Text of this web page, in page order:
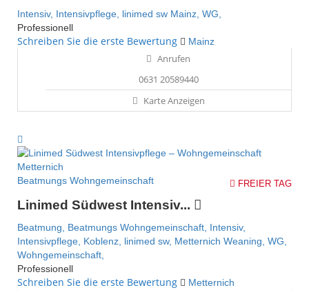
Intensiv, Intensivpflege, linimed sw Mainz, WG,
Professionell
Schreiben Sie die erste Bewertung Mainz
Anrufen
0631 20589440
Karte Anzeigen
Beatmungs Wohngemeinschaft FREIER TAG
Linimed Südwest Intensiv...
Beatmung, Beatmungs Wohngemeinschaft, Intensiv,
Intensivpflege, Koblenz, linimed sw, Metternich Weaning, WG,
Wohngemeinschaft,
Professionell
Schreiben Sie die erste Bewertung Metternich